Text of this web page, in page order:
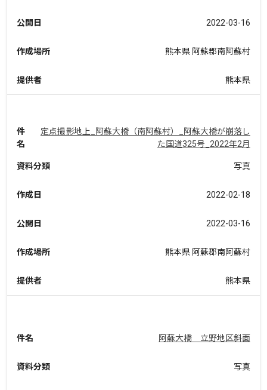
公開日 2022-03-16
作成場所 熊本県 阿蘇郡南阿蘇村
提供者 熊本県
件
名
定点撮影地上_阿蘇大橋（南阿蘇村）_阿蘇大橋が崩落し
た国道325号_2022年2月
資料分類 写真
作成日 2022-02-18
公開日 2022-03-16
作成場所 熊本県 阿蘇郡南阿蘇村
提供者 熊本県
件名 阿蘇大橋 立野地区斜面
資料分類 写真